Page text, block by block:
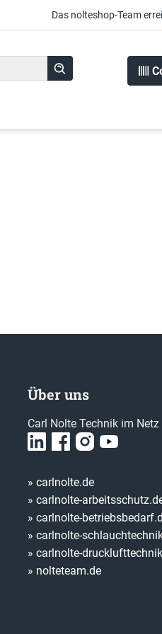
Das nolteshop-Team
Über uns
Carl Nolte Technik im Netz
» carlnolte.de
» carlnolte-
» carlnolte-
» carlnolte-
» carlnolte-
» nolteteam.de